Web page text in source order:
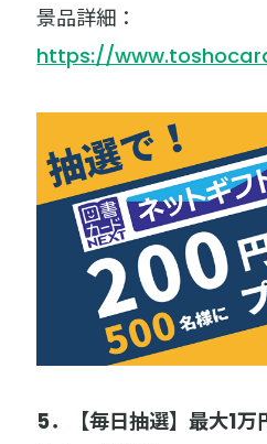
景品詳細：
https://
5．【毎日抽選】最大1